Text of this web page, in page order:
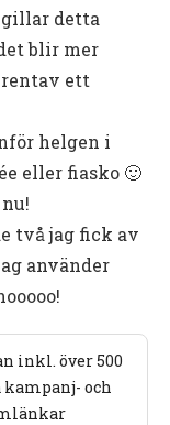
detta
blir mer
ett
helgen i
eller fiasko 🙂
två jag fick av
använder
inkl. över 500
kampanj- och